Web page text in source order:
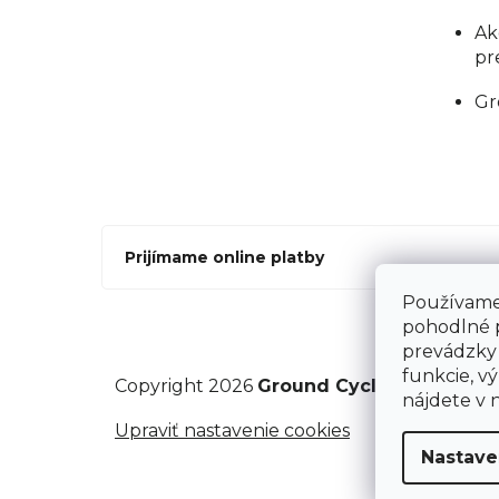
pohodlné
funkcie,
nájdete v
Prijímame online platby
Copyright 2026 Ground Cycling Store.
Upraviť nastavenie cookies